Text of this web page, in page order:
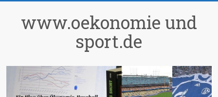
springenwww.oekonomie und
sport.de